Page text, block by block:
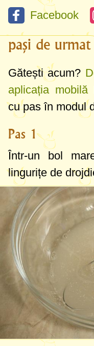
fermentare, peste
Facebook
pași de urmat
Gătești acum?
aplicația mobilă
cu pas în modul
Pas 1
Într-un bol
lingurițe de